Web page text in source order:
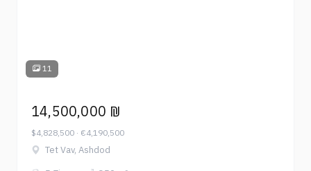
11
14,500,000 ₪
$4,828,500 · €4,190,500
Tet Vav, Ashdod